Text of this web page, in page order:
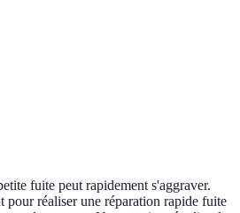
fuite peut rapidement s'aggraver.
réaliser une réparation rapide fuite